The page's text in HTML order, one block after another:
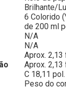
Brilhante/
6 Colorido
de 200 ml
N/A
N/A
Aprox. 2,13
Aprox. 2,13
C 18,11
Peso do